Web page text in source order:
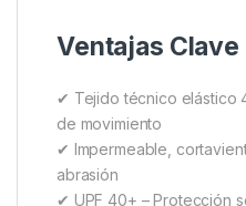
Gracias a su diseño
integrado, y varios
pescadores, senderistas
el bolsillo trasero con
perfecto para guardar
calor. También incluye un